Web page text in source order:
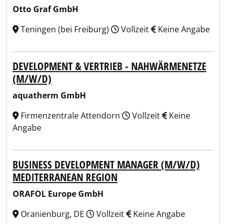
Otto Graf GmbH
Teningen (bei Freiburg)
Vollzeit Keine Angabe
DEVELOPMENT & VERTRIEB - NAHWÄRMENETZE
(M/W/D)
aquatherm GmbH
Firmenzentrale Attendorn
Vollzeit
Keine
Angabe
BUSINESS DEVELOPMENT MANAGER (M/W/D)
MEDITERRANEAN REGION
ORAFOL Europe GmbH
Oranienburg, DE
Vollzeit Keine Angabe